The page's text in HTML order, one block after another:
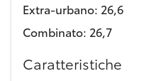
Extra-urbano: 26,6
Combinato: 26,7
Caratteristiche